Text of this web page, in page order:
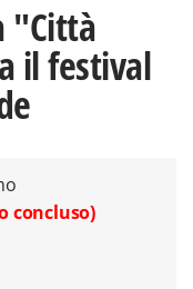
"Città
il festival
concluso)